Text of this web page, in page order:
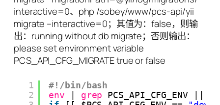
interactive=0、php /sobey/www/pcs-api/yii
migrate –interactive=0；其值为：false，则输
出：running without db migrate；否则输出：
please set environment variable
PCS_API_CFG_MIGRATE true or false
1
2
#!/bin/bash
env
grep PCS_API_CFG_ENV ||